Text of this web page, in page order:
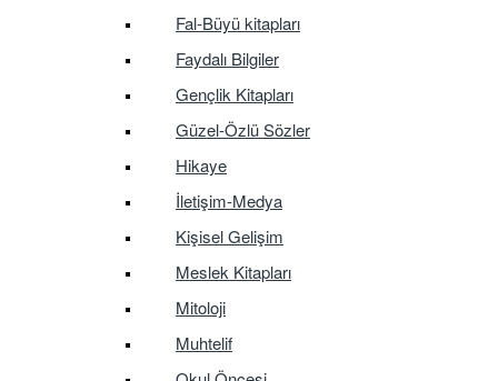
Fal-Büyü kitapları
Faydalı Bilgiler
Gençlik Kitapları
Güzel-Özlü Sözler
Hikaye
İletişim-Medya
Kişisel Gelişim
Meslek Kitapları
Mitoloji
Muhtelif